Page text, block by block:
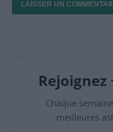
Rejoignez
Chaque
meilleures